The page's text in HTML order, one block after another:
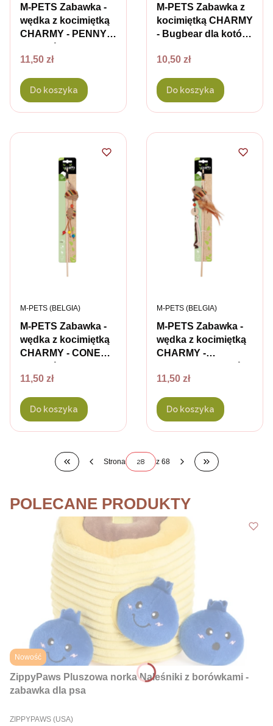
M-PETS Zabawka -
wędka z kocimiętką
CHARMY - PENNY
Cena
11,50 zł
Do koszyka
M-PETS Zabawka z
kocimiętką CHARMY
- Bugbear dla kotów
Cena
10,50 zł
Do koszyka
M-PETS Zabawka -
wędka z kocimiętką
CHARMY - CONE
PRODUCENT
M-PETS (BELGIA)
Cena
11,50 zł
Do koszyka
M-PETS Zabawka -
wędka z kocimiętką
CHARMY -
PRODUCENT
M-PETS (BELGIA)
Cena
11,50 zł
Do koszyka
Wróć do pierwszej strony z produktami
Strona z 68
Przejdź do
POLECANE PRODUKTY
Nowość
ZippyPaws Pluszowa norka Naleśniki z borówkami -
zabawka dla psa
PRODUCENT
ZIPPYPAWS (USA)